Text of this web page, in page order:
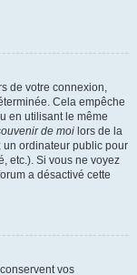
de votre connexion,
Cela empêche
en utilisant le même
de moi lors de la
un ordinateur public pour
etc.). Si vous ne voyez
a désactivé cette
vos